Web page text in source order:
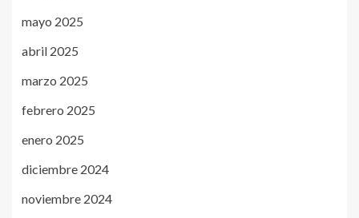
mayo 2025
abril 2025
marzo 2025
febrero 2025
enero 2025
diciembre 2024
noviembre 2024